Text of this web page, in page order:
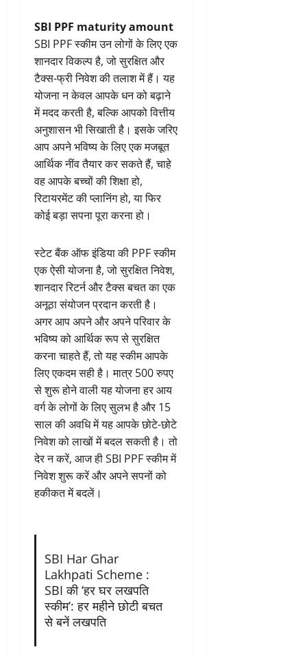
SBI PPF maturity amount
SBI PPF स्कीम उन लोगों के लिए एक
शानदार विकल्प है, जो सुरक्षित और
टैक्स-फ्री निवेश की तलाश में हैं। यह
योजना न केवल आपके धन को बढ़ाने
में मदद करती है, बल्कि आपको वित्तीय
अनुशासन भी सिखाती है। इसके जरिए
आप अपने भविष्य के लिए एक मजबूत
आर्थिक नींव तैयार कर सकते हैं, चाहे
वह आपके बच्चों की शिक्षा हो,
रिटायरमेंट की प्लानिंग हो, या फिर
कोई बड़ा सपना पूरा करना हो।
स्टेट बैंक ऑफ इंडिया की PPF स्कीम
एक ऐसी योजना है, जो सुरक्षित निवेश,
शानदार रिटर्न और टैक्स बचत का एक
अनूठा संयोजन प्रदान करती है।
अगर आप अपने और अपने परिवार के
भविष्य को आर्थिक रूप से सुरक्षित
करना चाहते हैं, तो यह स्कीम आपके
लिए एकदम सही है। मात्र 500 रुपए
से शुरू होने वाली यह योजना हर आय
वर्ग के लोगों के लिए सुलभ है और 15
साल की अवधि में यह आपके छोटे-छोटे
निवेश को लाखों में बदल सकती है। तो
देर न करें, आज ही SBI PPF स्कीम में
निवेश शुरू करें और अपने सपनों को
हकीकत में बदलें।
SBI Har Ghar
Lakhpati Scheme :
SBI की ‘हर घर लखपति
स्कीम’: हर महीने छोटी बचत
से बनें लखपति